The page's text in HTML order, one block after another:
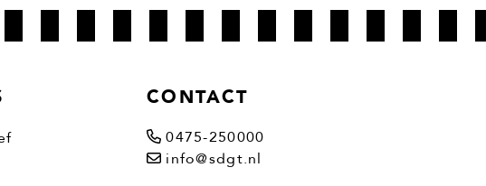
CONTACT
0475-250000
info@sdgt.nl